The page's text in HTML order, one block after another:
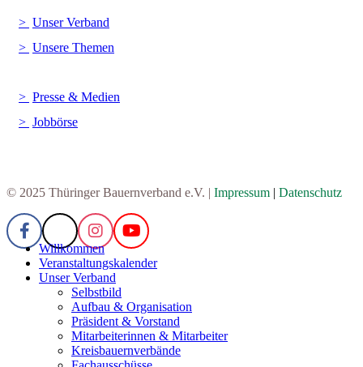
Unser Verband
Unsere Themen
Presse & Medien
Jobbörse
© 2025 Thüringer Bauernverband e.V. | Impressum Datenschutz
Willkommen
Veranstaltungskalender
Unser Verband
Selbstbild
Aufbau & Organisation
Präsident & Vorstand
Mitarbeiterinnen & Mitarbeiter
Kreisbauernverbände